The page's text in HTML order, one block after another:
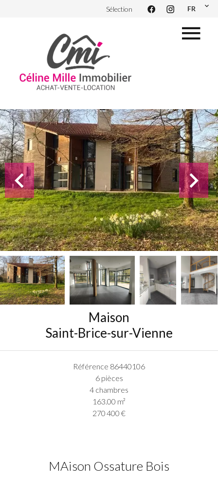
Sélection FR
Maison
Saint-Brice-sur-Vienne
Référence 86440106
6 pièces
4 chambres
163.00 m²
270 400 €
MAison Ossature Bois